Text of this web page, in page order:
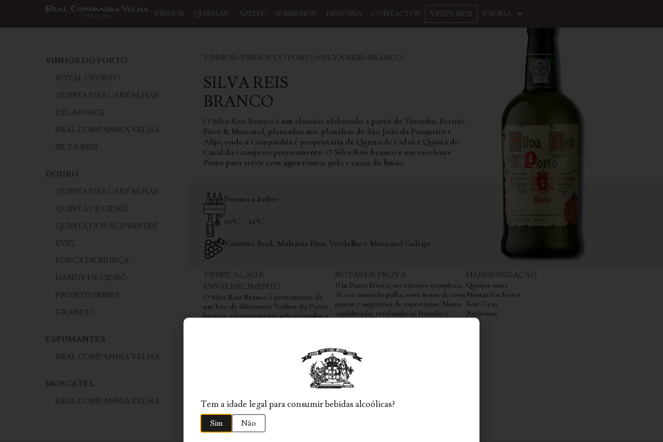
VINHOS QUINTAS AZEITE SOBRE NÓS HISTÓRIA CONTACTOS VISITE-NOS IDIOMA
VINHOS DO PORTO
ROYAL OPORTO
QUINTA DAS CARVALHAS
DELAFORCE
REAL COMPANHIA VELHA
SILVA REIS
DOURO
QUINTA DAS CARVALHAS
QUINTA DE CIDRÔ
QUINTA DOS ACIPRESTES
EVEL
PORCA DE MURÇA
DANDY DE CIDRÔ
PROJETO SÉRIES
GRANDJÓ
ESPUMANTES
REAL COMPANHIA VELHA
MOSCATEL
REAL COMPANHIA VELHA
VINHOS>VINHOS DO PORTO>SILVA REIS>BRANCO
SILVA REIS
BRANCO
O Silva Reis Branco é um clássico, elaborado a partir de Viosinho, Fernão
Pires & Moscatel, plantados nos planaltos de São João da Pesqueira e
Alijó, onde a Companhia é proprietária de Quinta de Cidrô e Quinta do
Casal da Granja respectivamente. O Silva Reis branco é um excelente
Porto para servir com água tônica, gelo e casca de limão.
Pronto a beber
10ºC – 12ºC
Varieties Boal, Malvasia Fina, Verdelho e Moscatel Galego
VINIFICAÇÃO E
ENVELHECIMENTO
O Silva Reis Branco é proveniente de
um lote de diferentes Vinhos do Porto
branco, rigorosamente seleccionados e
NOTAS DE PROVA
Um Porto fresco, no entanto complexo,
de cor amarelo palha, com notas de uvas
passas e sugestões de especiarias. Muito
equilibrado, revelando-se frutado e
HARMONIZAÇÃO
Queijos azuis
Mustardas fortes
Foie Gras
Azeitonas
Tem a idade legal para consumir bebidas alcoólicas?
Sim Não